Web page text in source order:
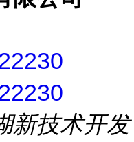
新技术开发